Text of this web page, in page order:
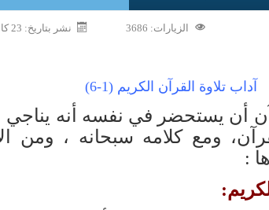
نشر بتاريخ: 23 كانون1/ديسمبر 2008 الزيارات: 3686
آداب تلاوة القرآن الكريم (1-6)
أن يستحضر في نفسه أنه يناجي
ومع كلامه سبحانه ، ومن
:‏